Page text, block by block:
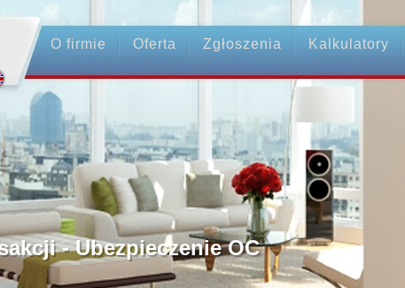
O firmie Oferta Zgłoszenia Kalkulatory
- Ubezpieczenie OC